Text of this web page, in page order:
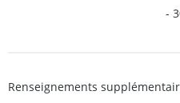
-
Renseignements